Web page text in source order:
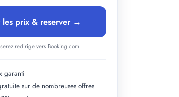
prix & reserver →
redirige vers Booking.com
garanti
sur de nombreuses offres